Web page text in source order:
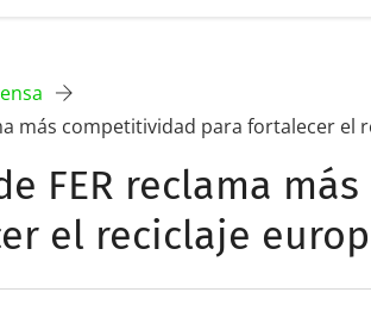
más competitividad para fortalecer el
FER reclama
el reciclaje